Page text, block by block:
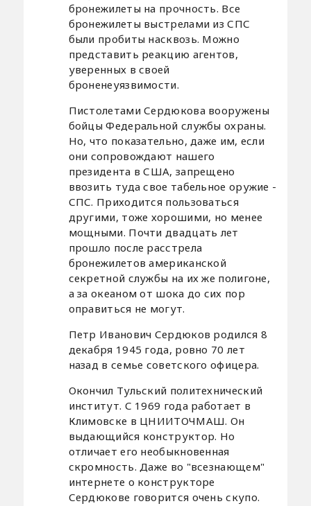
бронежилеты на прочность. Все
бронежилеты выстрелами из СПС
были пробиты насквозь. Можно
представить реакцию агентов,
уверенных в своей
броненеуязвимости.
Пистолетами Сердюкова вооружены
бойцы Федеральной службы охраны.
Но, что показательно, даже им, если
они сопровождают нашего
президента в США, запрещено
ввозить туда свое табельное оружие -
СПС. Приходится пользоваться
другими, тоже хорошими, но менее
мощными. Почти двадцать лет
прошло после расстрела
бронежилетов американской
секретной службы на их же полигоне,
а за океаном от шока до сих пор
оправиться не могут.
Петр Иванович Сердюков родился 8
декабря 1945 года, ровно 70 лет
назад в семье советского офицера.
Окончил Тульский политехнический
институт. С 1969 года работает в
Климовске в ЦНИИТОЧМАШ. Он
выдающийся конструктор. Но
отличает его необыкновенная
скромность. Даже во "всезнающем"
интернете о конструкторе
Сердюкове говорится очень скупо.